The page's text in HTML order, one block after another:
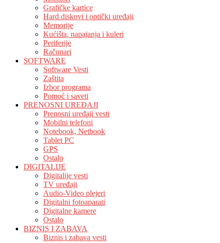
Grafičke kartice
Hard diskovi i optički uređaji
Memorije
Kućišta, napajanja i kuleri
Periferije
Računari
SOFTWARE
Software Vesti
Zaštita
Izbor programa
Pomoć i saveti
PRENOSNI UREĐAJI
Prenosni uređaji vesti
Mobilni telefoni
Notebook, Netbook
Tablet PC
GPS
Ostalo
DIGITALIJE
Digitalije vesti
TV uređaji
Audio-Video plejeri
Digitalni fotoaparati
Digitalne kamere
Ostalo
BIZNIS I ZABAVA
Biznis i zabava vesti